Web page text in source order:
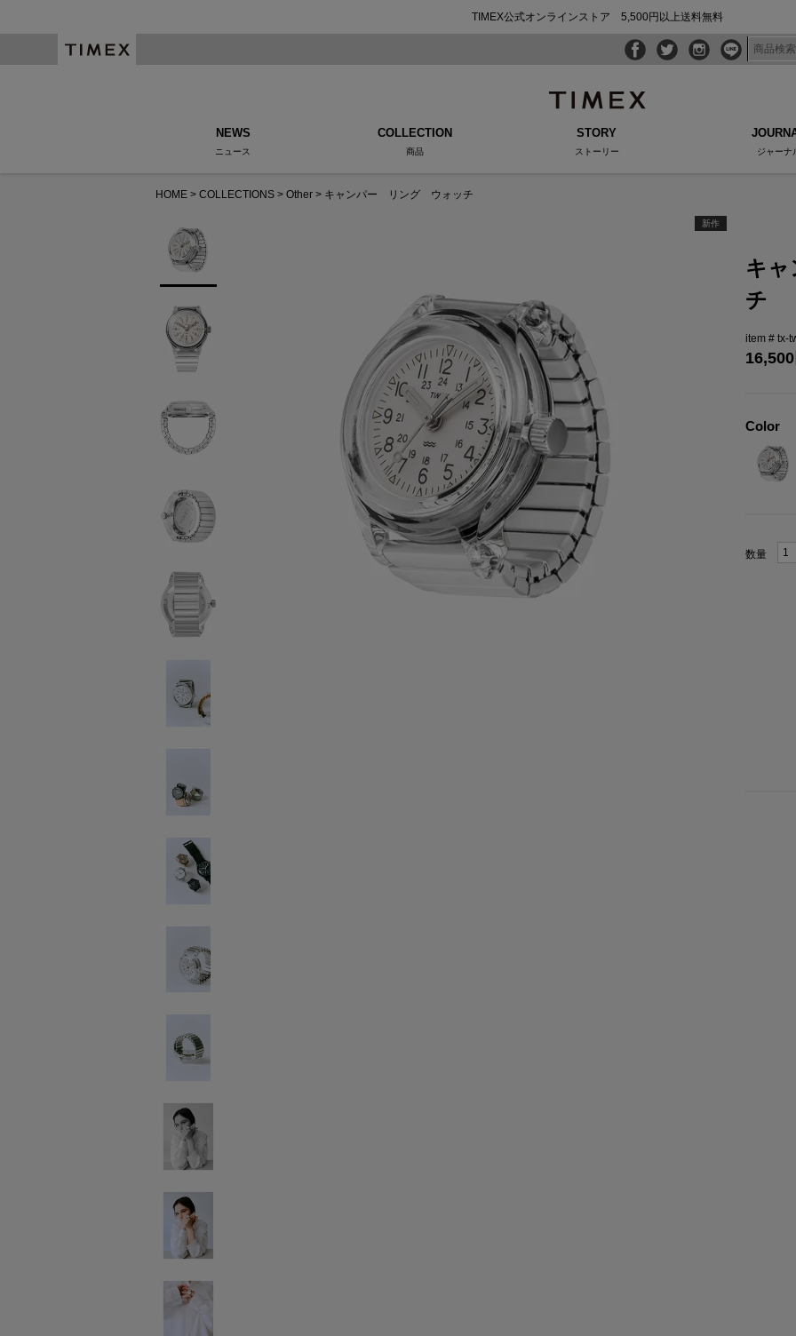
TIMEX公式オンラインストア 5,500円以上送料無料
NEWS
ニュース
COLLECTION
商品
STORY
ストーリー ジャーナ
HOME COLLECTIONS Other キャンパー リング ウォッチ
新作
キ
チ
tx-
16,500
Color